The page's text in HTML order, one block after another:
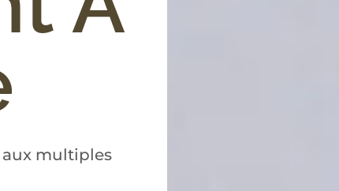
aux multiples